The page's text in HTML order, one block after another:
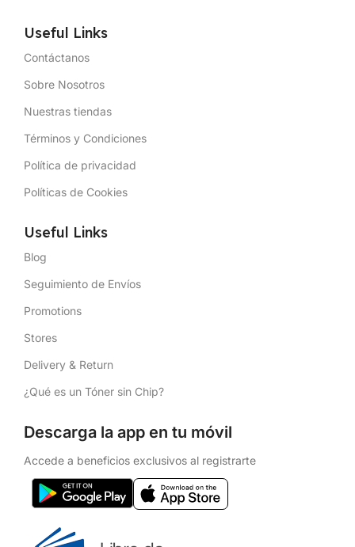
Useful Links
Contáctanos
Sobre Nosotros
Nuestras tiendas
Términos y Condiciones
Política de privacidad
Políticas de Cookies
Useful Links
Blog
Seguimiento de Envíos
Promotions
Stores
Delivery & Return
¿Qué es un Tóner sin Chip?
Descarga la app en tu móvil
Accede a beneficios exclusivos al registrarte